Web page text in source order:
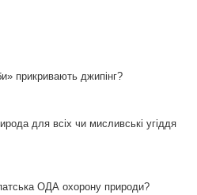
прикривають джипінг?
для всіх чи мисливські угіддя
ОДА охорону природи?